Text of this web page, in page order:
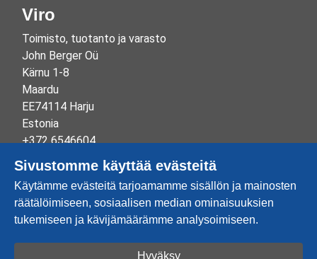
Viro
Toimisto, tuotanto ja varasto
John Berger Oü
Kärnu 1-8
Maardu
EE74114 Harju
Estonia
+372 6546604
info@johnberger.ee
Reg.nr 10265834
EE100332513
Sivustomme käyttää evästeitä
Käytämme evästeitä tarjoamamme sisällön ja mainosten
räätälöimiseen, sosiaalisen median ominaisuuksien
tukemiseen ja kävijämäärämme analysoimiseen.
Hyväksy